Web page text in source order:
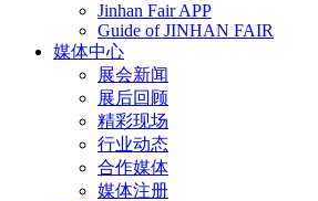
Jinhan Fair APP
Guide of JINHAN FAIR
媒体中心
展会新闻
展后回顾
精彩现场
行业动态
合作媒体
媒体注册